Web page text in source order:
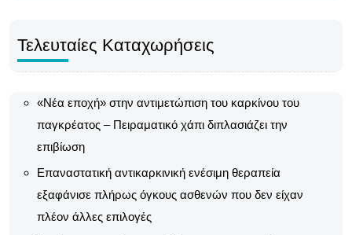
Τελευταίες Καταχωρήσεις
«Νέα εποχή» στην αντιμετώπιση του καρκίνου του
παγκρέατος – Πειραματικό χάπι διπλασιάζει την
επιβίωση
Επαναστατική αντικαρκινική ενέσιμη θεραπεία
εξαφάνισε πλήρως όγκους ασθενών που δεν είχαν
πλέον άλλες επιλογές